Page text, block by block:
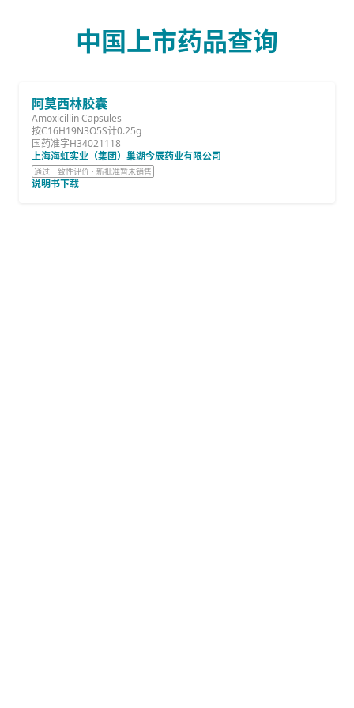
中国上市药品查询
阿莫西林胶囊
Amoxicillin Capsules
按C16H19N3O5S计0.25g
国药准字H34021118
上海海虹实业（集团）巢湖今辰药业有限公司
通过一致性评价 · 新批准暂未销售
说明书下载